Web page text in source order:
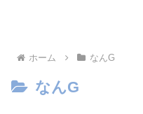
ホーム なんG
なんG